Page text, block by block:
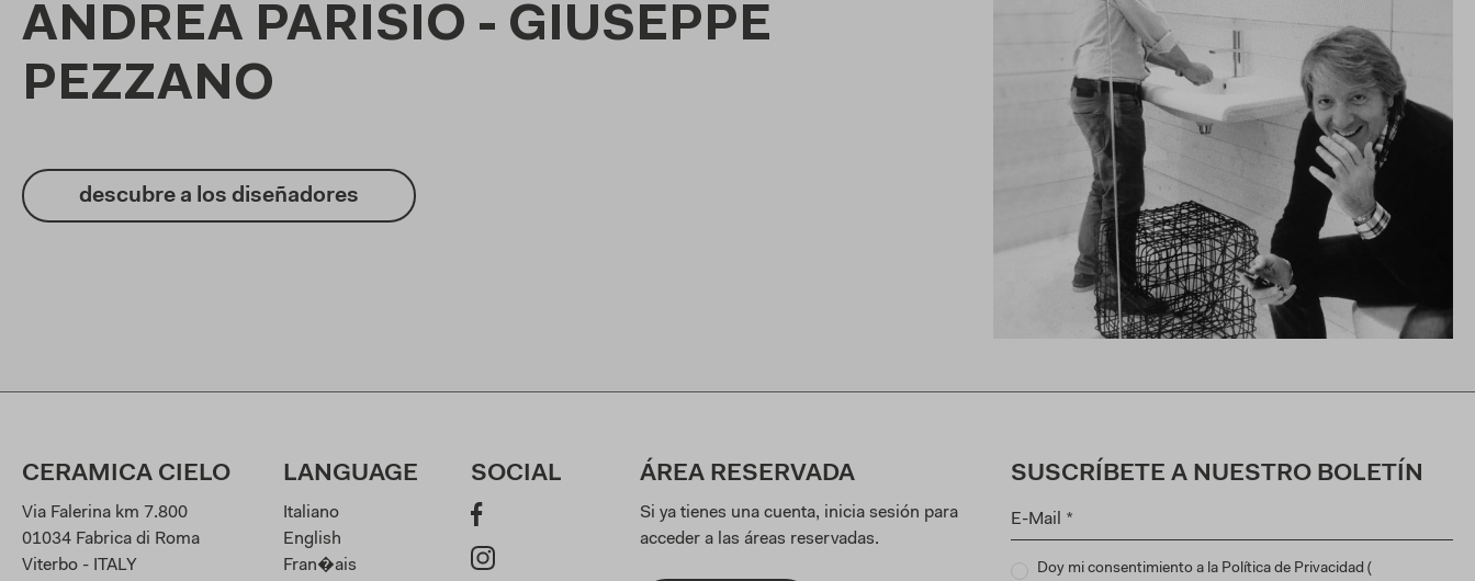
ANDREA PARISIO - GIUSEPPE
PEZZANO
descubre a los diseñadores
CERAMICA CIELO
Via Falerina km 7.800
01034 Fabrica di Roma
Viterbo - ITALY
LANGUAGE
Italiano
English
Fran�ais
SOCIAL ÁREA RESERVADA
Si ya tienes una cuenta, inicia sesión para
acceder a las áreas reservadas.
SUSCRÍBETE A NUESTRO BOLETÍN
Doy mi consentimiento a la Política de Privacidad (